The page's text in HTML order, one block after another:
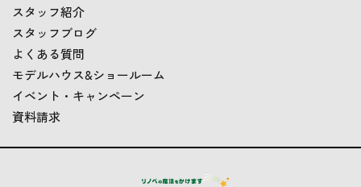
スタッフ紹介
スタッフブログ
よくある質問
モデルハウス&ショールーム
イベント・キャンペーン
資料請求